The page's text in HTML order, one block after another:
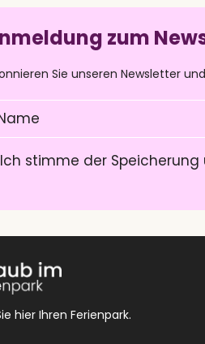
zum
Sie unseren Newsletter
Ich stimme der
hier Ihren Ferienpark.